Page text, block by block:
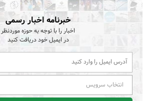
خبرنامه اخبار رسمی
اخبار را با توجه به حوزه موردنظر
در ایمیل خود دریافت کنید
انتخاب سرویس